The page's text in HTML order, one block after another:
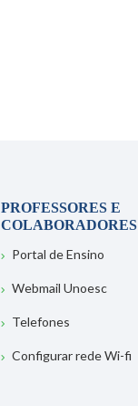
PROFESSORES E
COLABORADORES
Portal de Ensino
Webmail Unoesc
Telefones
Configurar rede Wi-fi